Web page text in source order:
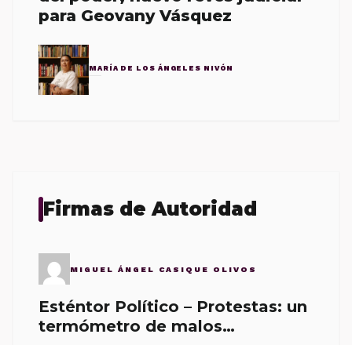
para Geovany Vásquez
MARÍA DE LOS ÁNGELES NIVÓN
Firmas de Autoridad
MIGUEL ÁNGEL CASIQUE OLIVOS
Esténtor Político – Protestas: un
termómetro de malos